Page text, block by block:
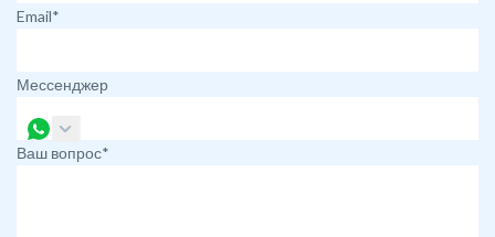
Email*
Мессенджер
Ваш вопрос*